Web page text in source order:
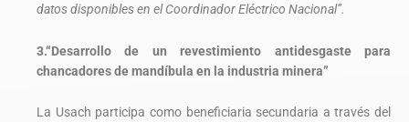
datos disponibles en el Coordinador Eléctrico Nacional”.
3.“Desarrollo de un revestimiento antidesgaste para
chancadores de mandíbula en la industria minera”
La Usach participa como beneficiaria secundaria a través del